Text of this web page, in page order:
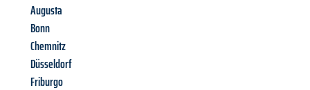
Augusta
Bonn
Chemnitz
Düsseldorf
Friburgo